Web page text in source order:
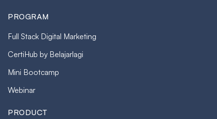
PROGRAM
Full Stack Digital Marketing
CertiHub by Belajarlagi
Mini Bootcamp
Webinar
PRODUCT